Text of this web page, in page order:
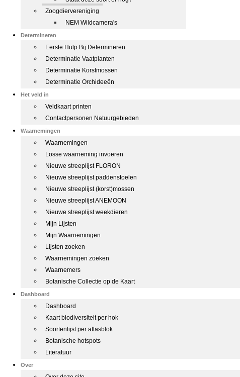
Zoogdiervereniging
NEM Wildcamera's
Determineren
Eerste Hulp Bij Determineren
Determinatie Vaatplanten
Determinatie Korstmossen
Determinatie Orchideeën
Het veld in
Veldkaart printen
Contactpersonen Natuurgebieden
Waarnemingen
Waarnemingen
Losse waarneming invoeren
Nieuwe streeplijst FLORON
Nieuwe streeplijst paddenstoelen
Nieuwe streeplijst (korst)mossen
Nieuwe streeplijst ANEMOON
Nieuwe streeplijst weekdieren
Mijn Lijsten
Mijn Waarnemingen
Lijsten zoeken
Waarnemingen zoeken
Waarnemers
Botanische Collectie op de Kaart
Dashboard
Dashboard
Kaart biodiversiteit per hok
Soortenlijst per atlasblok
Botanische hotspots
Literatuur
Over